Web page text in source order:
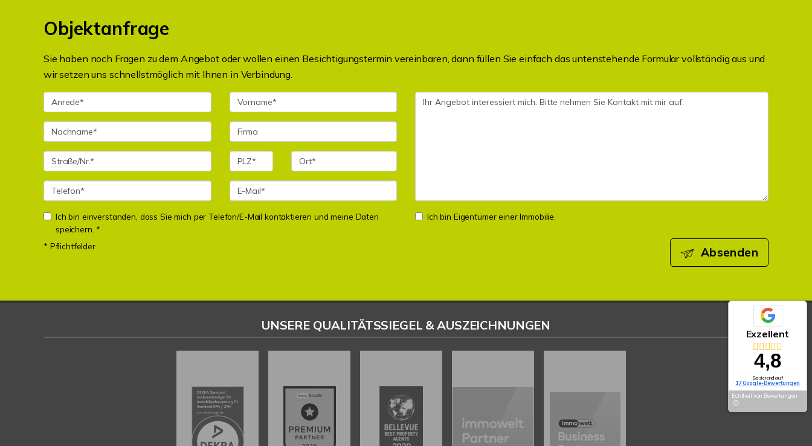
Objektanfrage
Sie haben noch Fragen zu dem Angebot oder wollen einen Besichtigungstermin vereinbaren, dann füllen Sie einfach das untenstehende Formular vollständig aus und
wir setzen uns schnellstmöglich mit Ihnen in Verbindung.
Ich bin einverstanden, dass Sie mich per Telefon/E-Mail kontaktieren und meine Daten
speichern. *
Ich bin Eigentümer einer Immobilie.
* Pflichtfelder Absenden
Exzellent
4,8
Basierend auf
17 Google-Bewertungen
Echtheit von Bewertungen
UNSERE QUALITÄTSSIEGEL & AUSZEICHNUNGEN